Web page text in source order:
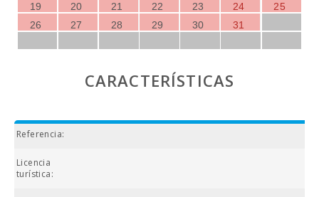
19
20 21 22 23 24
25
26
27 28 29 30 31
CARACTERÍSTICAS
Referencia:
Licencia
turística: